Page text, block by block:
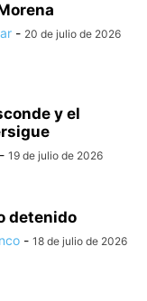
- 20 de julio de 2026
y el
- 19 de julio de 2026
detenido
- 18 de julio de 2026